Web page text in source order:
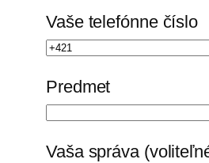
Vaše telefónne číslo
Predmet
Vaša správa